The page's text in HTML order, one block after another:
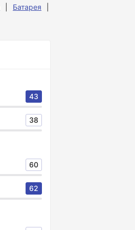
Батарея
43
38
60
62